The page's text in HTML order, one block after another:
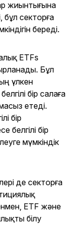
жиынтығына
бұл секторға
береді.
ETFs
Бұл
үлкен
бір салаға
етеді.
бір
белгілі бір
мүмкіндік
де секторға
ETF және
білу